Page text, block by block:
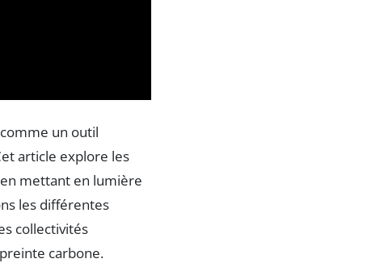
un outil
article explore les
mettant en lumière
les différentes
collectivités
carbone.